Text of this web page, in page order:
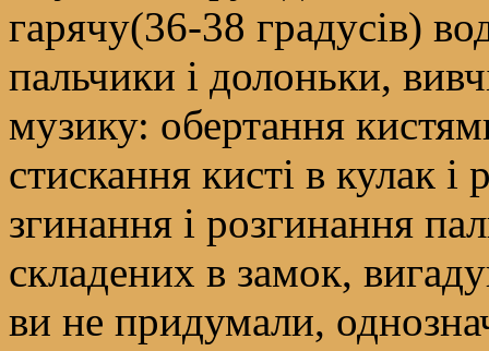
гарячу(36-38 градусів)
пальчики і долоньки,
музику: обертання
стискання кисті в кулак
згинання і розгинання
складених в замок,
ви не придумали,